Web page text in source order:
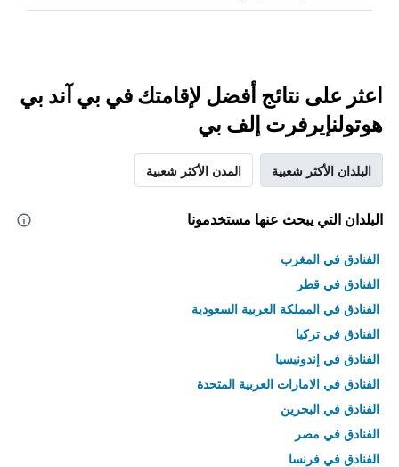
اعثر على نتائج أفضل لإقامتك في بي آند بي
هوتولنإيرفرت إلف بي
البلدان الأكثر شعبية المدن الأكثر شعبية
البلدان التي يبحث عنها مستخدمونا
الفنادق في المغرب
الفنادق في قطر
الفنادق في المملكة العربية السعودية
الفنادق في تركيا
الفنادق في إندونيسيا
الفنادق في الامارات العربية المتحدة
الفنادق في البحرين
الفنادق في مصر
الفنادق في فرنسا